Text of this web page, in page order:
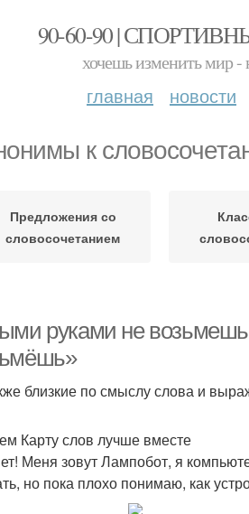
90-60-90 |
хочешь изменить мир -
главная новости
к
Предложения со
словосочетанием
руками не
близкие по смыслу слова и
Карту слов лучше вместе
Меня зовут Лампобот, я
но пока плохо понимаю, как